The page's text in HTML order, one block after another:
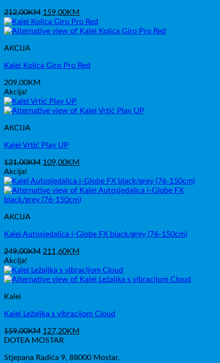
212,00KM Izvorna
cijena
bila
159,00KM
cijena
je:
AKCIJA
Kalei Kolica Giro Pro Red
209,00KM
Akcija!
AKCIJA
Kalei Vrtić Play UP
121,00KM Izvorna
bila
je:
121,00KM.
109,00KM
je:
109,00KM.
Akcija!
AKCIJA
Kalei Autosjedalica i-Globe FX black/grey (76-150cm)
249,00KM Izvorna
bila
je:
211,60KM
je:
211,60KM.
Akcija!
Kalei
Kalei Ležaljka s vibracijom Cloud
159,00KM Izvorna
cijena
je:
127,20KM
127,20KM.
DOTEA MOSTAR
Stjepana Radića 9, 88000 Mostar,